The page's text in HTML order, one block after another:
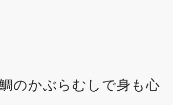
のかぶらむしで身も心